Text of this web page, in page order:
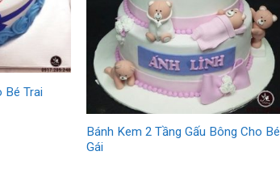
Bé Trai
Bánh Kem 2 Tầng Gấu Bông Cho Bé
Gái